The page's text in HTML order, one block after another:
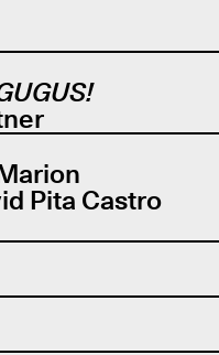
Pita Castro